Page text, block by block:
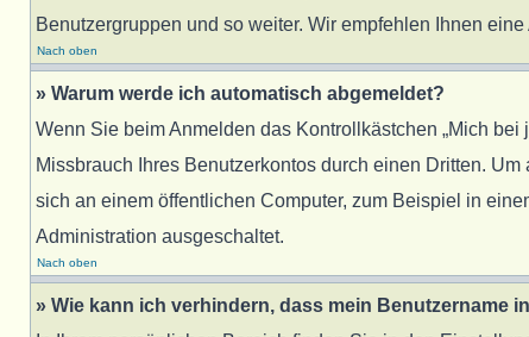
Benutzergruppen und so weiter. Wir empfehlen Ihnen
Nach oben
» Warum werde ich automatisch abgemeldet?
Wenn Sie beim Anmelden das Kontrollkästchen „Mich
Missbrauch Ihres Benutzerkontos durch einen Dritten.
sich an einem öffentlichen Computer, zum Beispiel in
Administration ausgeschaltet.
Nach oben
» Wie kann ich verhindern, dass mein Benutzername